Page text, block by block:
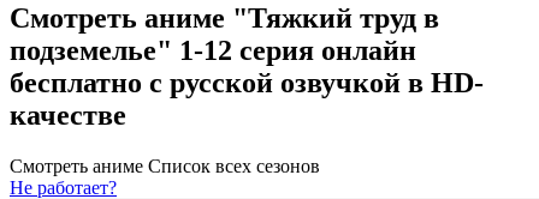
Смотреть аниме "Тяжкий труд в
подземелье" 1-12 серия онлайн
бесплатно с русской озвучкой в HD-
качестве
Смотреть аниме Список всех сезонов
Не работает?